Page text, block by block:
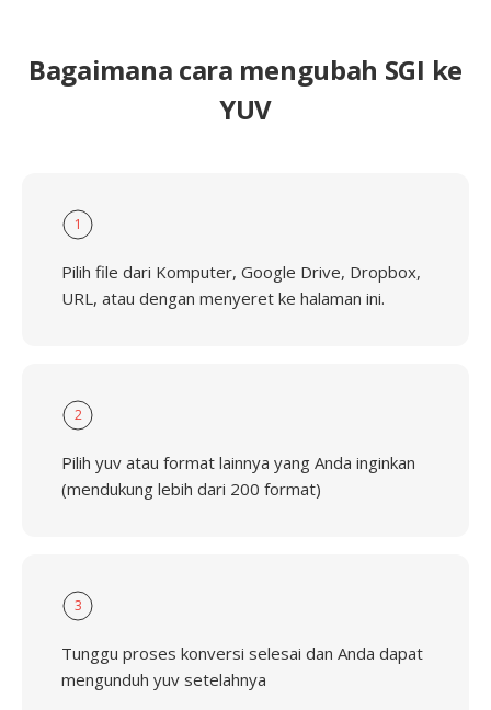
Bagaimana cara mengubah SGI ke
YUV
1
Pilih file dari Komputer, Google Drive, Dropbox,
URL, atau dengan menyeret ke halaman ini.
2
Pilih yuv atau format lainnya yang Anda inginkan
(mendukung lebih dari 200 format)
3
Tunggu proses konversi selesai dan Anda dapat
mengunduh yuv setelahnya